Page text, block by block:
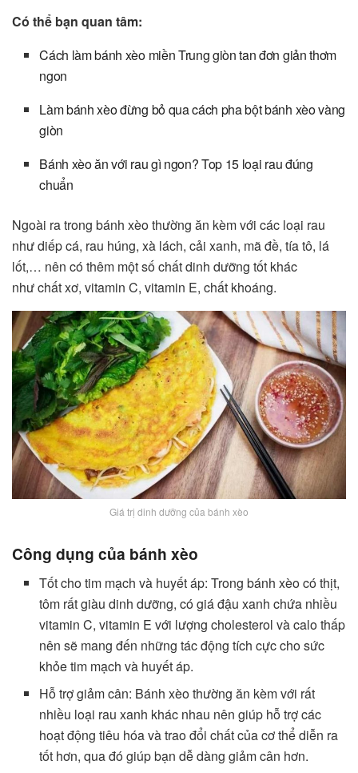
Có thể bạn quan tâm:
Cách làm bánh xèo miền Trung giòn tan đơn giản thơm
ngon
Làm bánh xèo đừng bỏ qua cách pha bột bánh xèo vàng
giòn
Bánh xèo ăn với rau gì ngon? Top 15 loại rau đúng
chuẩn
Ngoài ra trong bánh xèo thường ăn kèm với các loại rau
như diếp cá, rau húng, xà lách, cải xanh, mã đề, tía tô, lá
lốt,… nên có thêm một số chất dinh dưỡng tốt khác
như chất xơ, vitamin C, vitamin E, chất khoáng.
Giá trị dinh dưỡng của bánh xèo
Công dụng của bánh xèo
Tốt cho tim mạch và huyết áp: Trong bánh xèo có thịt,
tôm rất giàu dinh dưỡng, có giá đậu xanh chứa nhiều
vitamin C, vitamin E với lượng cholesterol và calo thấp
nên sẽ mang đến những tác động tích cực cho sức
khỏe tim mạch và huyết áp.
Hỗ trợ giảm cân: Bánh xèo thường ăn kèm với rất
nhiều loại rau xanh khác nhau nên giúp hỗ trợ các
hoạt động tiêu hóa và trao đổi chất của cơ thể diễn ra
tốt hơn, qua đó giúp bạn dễ dàng giảm cân hơn.